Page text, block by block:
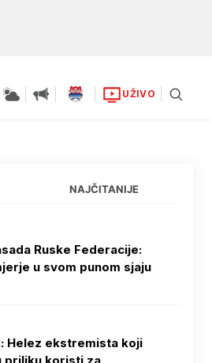
UŽIVO
NAJČITANIJE
Ruske Federacije:
u svom punom sjaju
Helez ekstremista koji